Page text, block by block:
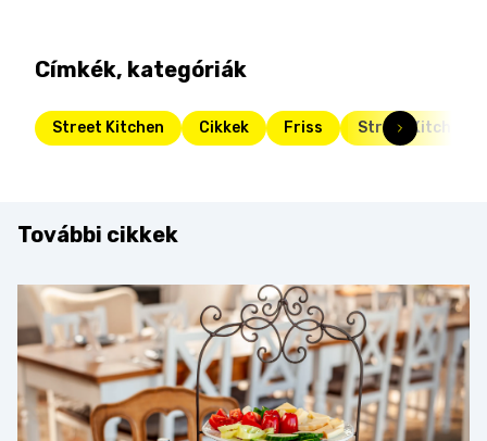
Címkék, kategóriák
Street Kitchen Cikkek Friss Street Kitchen
További cikkek